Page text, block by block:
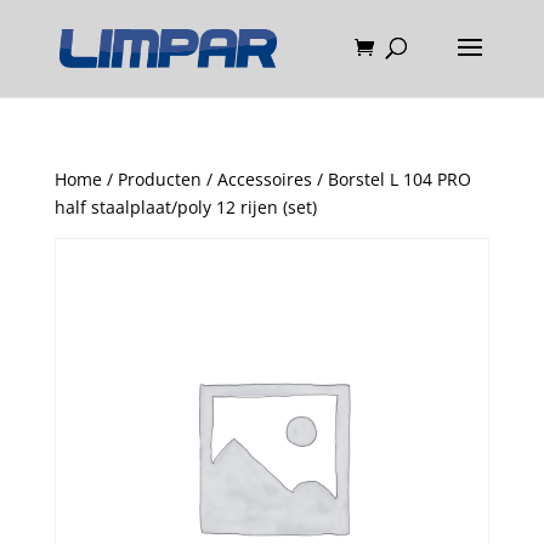
Home/ Producten / Accessoires / Borstel L 104 PRO
half staalplaat/poly 12 rijen (set)